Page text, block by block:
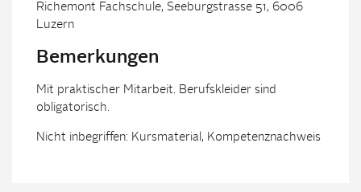
Richemont Fachschule, Seeburgstrasse 51, 6006
Luzern
Bemerkungen
Mit praktischer Mitarbeit. Berufskleider sind
obligatorisch.
Nicht inbegriffen: Kursmaterial, Kompetenznachweis